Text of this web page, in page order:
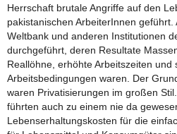
Herrschaft brutale Angriffe auf den
pakistanischen ArbeiterInnen geführt.
Weltbank und anderen Institutionen
durchgeführt, deren Resultate
Reallöhne, erhöhte Arbeitszeiten und
Arbeitsbedingungen waren. Der
waren Privatisierungen im großen
führten auch zu einem nie da
Lebenserhaltungskosten für die